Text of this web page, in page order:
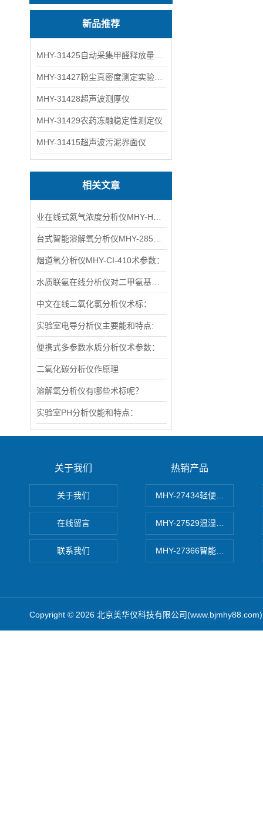
新品推荐
MHY-31428超声波测厚仪
MHY-31429农药冻融稳定性测定仪
MHY-31415超声波污泥界面仪
相关文章
烟道氧分析仪MHY-CI-410术参数：
中文在线二氧化氯分析仪术标：
实验室电导分析仪主要能和特点:
便携式多参数水质分析仪术参数：
二氧化碳分析仪作原理
溶解氧分析仪有哪些术标呢？
实验室PH分析仪能和特点：
关于我们
关于我们
在线留言
联系我们
热销产品
MHY-27434轻便式自动水质
MHY-27529温湿度记录仪
MHY-27366智能数字微压计
Copyright © 2026 北京美华仪科技有限公司